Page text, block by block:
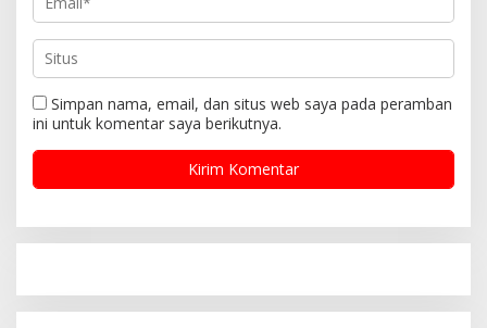
Simpan nama, email, dan situs web saya pada peramban
ini untuk komentar saya berikutnya.